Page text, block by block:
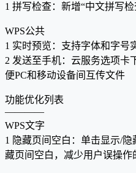
1 拼写检查：新增“中文拼写
WPS公共
1 实时预览：支持字体和字号
2 发送至手机：云服务选项卡
便PC和移动设备间互传文件
功能优化列表
————
WPS文字
1 隐藏页间空白：单击显示/
藏页间空白，减少用户误操作